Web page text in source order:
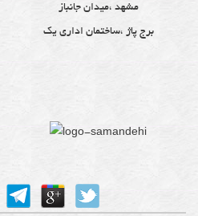
مشهد ،میدان جانباز
برج پاژ ،ساختمان اداری یک